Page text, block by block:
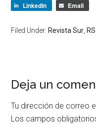
LinkedIn
Email
Filed Under: Revista Sur
Deja un
Tu dirección de correo
Los campos